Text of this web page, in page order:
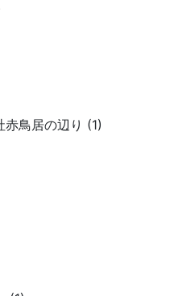
赤鳥居の辺り (1)